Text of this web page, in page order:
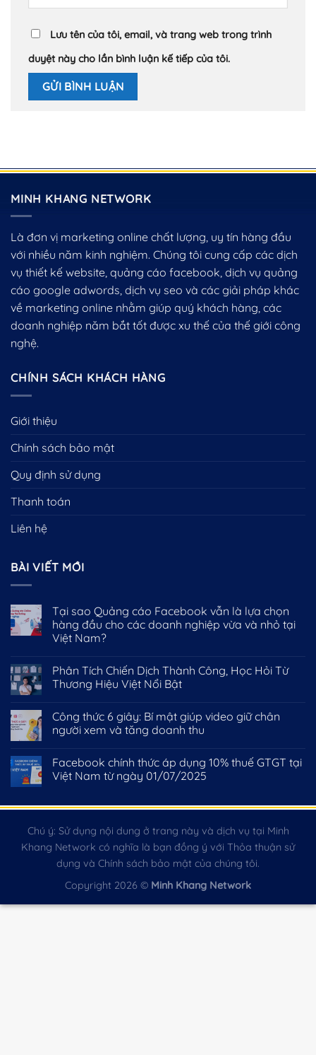
Lưu tên của tôi, email, và trang web trong trình
duyệt này cho lần bình luận kế tiếp của tôi.
MINH KHANG NETWORK
Là đơn vị marketing online chất lượng, uy tín hàng đầu
với nhiều năm kinh nghiệm. Chúng tôi cung cấp các dịch
vụ thiết kế website, quảng cáo facebook, dịch vụ quảng
cáo google adwords, dịch vụ seo và các giải pháp khác
về marketing online nhằm giúp quý khách hàng, các
doanh nghiệp năm bắt tốt được xu thế của thế giới công
nghệ.
CHÍNH SÁCH KHÁCH HÀNG
Giới thiệu
Chính sách bảo mật
Quy định sử dụng
Thanh toán
Liên hệ
BÀI VIẾT MỚI
Tại sao Quảng cáo Facebook vẫn là lựa chọn
hàng đầu cho các doanh nghiệp vừa và nhỏ tại
Việt Nam?
Phân Tích Chiến Dịch Thành Công, Học Hỏi Từ
Thương Hiệu Việt Nổi Bật
Công thức 6 giây: Bí mật giúp video giữ chân
người xem và tăng doanh thu
Facebook chính thức áp dụng 10% thuế GTGT tại
Việt Nam từ ngày 01/07/2025
Chú ý: Sử dụng nội dung ở trang này và dịch vụ tại Minh
Khang Network có nghĩa là bạn đồng ý với Thỏa thuận sử
dụng và Chính sách bảo mật của chúng tôi.
Copyright 2026 © Minh Khang Network